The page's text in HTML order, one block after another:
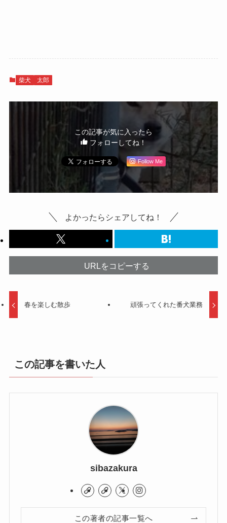
柴犬 太郎
この記事が気に入ったら
フォローしてね！
Follow Me
よかったらシェアしてね！
URLをコピーする
春を楽しむ散歩 頑張ってくれた番犬業務
この記事を書いた人
sibazakura
この著者の記事一覧へ